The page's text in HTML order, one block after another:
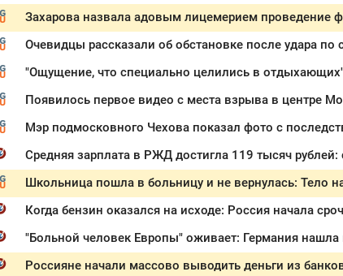
Захарова назвала адовым лицемерием проведение
Очевидцы рассказали об обстановке после удара по
Появилось первое видео с места взрыва в центре
Мэр подмосковного Чехова показал фото с
Школьница пошла в больницу и не вернулась: Тело
Когда бензин оказался на исходе: Россия начала
"Больной человек Европы" оживает: Германия нашла